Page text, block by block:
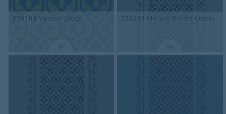
250104 Marquis Sauge 250201 Marquis Border Cumin